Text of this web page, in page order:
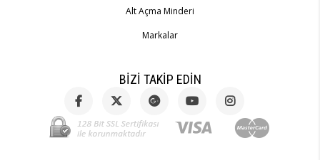
Alt Açma Minderi
Markalar
BIZI TAKIP EDIN